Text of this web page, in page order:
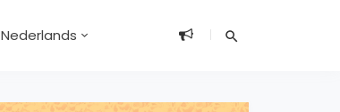
Nederlands